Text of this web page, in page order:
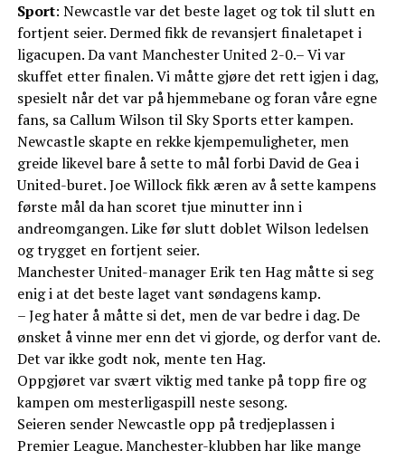
Sport: Newcastle var det beste laget og tok til slutt en
fortjent seier. Dermed fikk de revansjert finaletapet i
ligacupen. Da vant Manchester United 2-0.– Vi var
skuffet etter finalen. Vi måtte gjøre det rett igjen i dag,
spesielt når det var på hjemmebane og foran våre egne
fans, sa Callum Wilson til Sky Sports etter kampen.
Newcastle skapte en rekke kjempemuligheter, men
greide likevel bare å sette to mål forbi David de Gea i
United-buret. Joe Willock fikk æren av å sette kampens
første mål da han scoret tjue minutter inn i
andreomgangen. Like før slutt doblet Wilson ledelsen
og trygget en fortjent seier.
Manchester United-manager Erik ten Hag måtte si seg
enig i at det beste laget vant søndagens kamp.
– Jeg hater å måtte si det, men de var bedre i dag. De
ønsket å vinne mer enn det vi gjorde, og derfor vant de.
Det var ikke godt nok, mente ten Hag.
Oppgjøret var svært viktig med tanke på topp fire og
kampen om mesterligaspill neste sesong.
Seieren sender Newcastle opp på tredjeplassen i
Premier League. Manchester-klubben har like mange